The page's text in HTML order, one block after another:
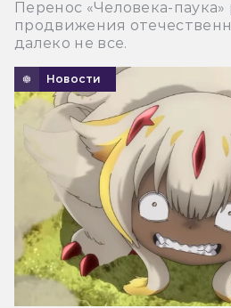
Перенос «Человека-паука»
продвижения
далеко не все.
Новости